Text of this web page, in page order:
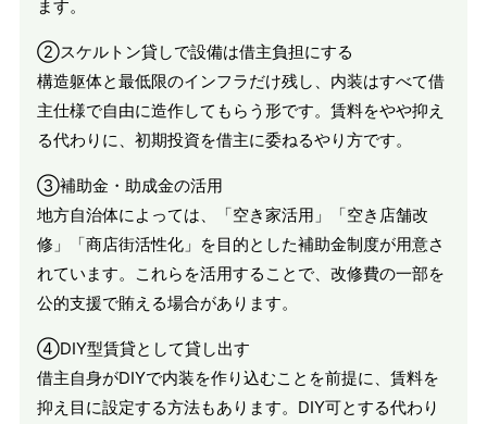
ます。
②スケルトン貸しで設備は借主負担にする
構造躯体と最低限のインフラだけ残し、内装はすべて借
主仕様で自由に造作してもらう形です。賃料をやや抑え
る代わりに、初期投資を借主に委ねるやり方です。
③補助金・助成金の活用
地方自治体によっては、「空き家活用」「空き店舗改
修」「商店街活性化」を目的とした補助金制度が用意さ
れています。これらを活用することで、改修費の一部を
公的支援で賄える場合があります。
④DIY型賃貸として貸し出す
借主自身がDIYで内装を作り込むことを前提に、賃料を
抑え目に設定する方法もあります。DIY可とする代わり